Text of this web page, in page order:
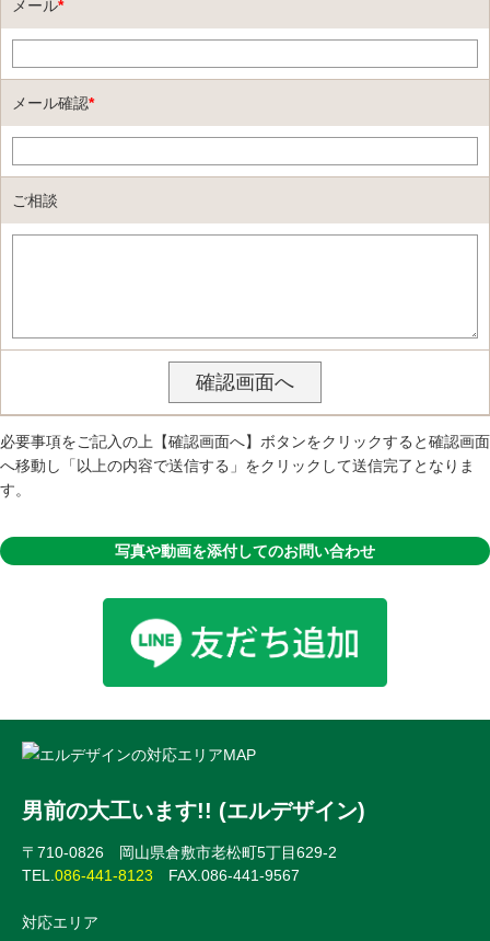
メール*
メール確認*
ご相談
必要事項をご記入の上【確認画面へ】ボタンをクリックすると確認画面
へ移動し「以上の内容で送信する」をクリックして送信完了となりま
す。
写真や動画を添付してのお問い合わせ
男前の大工います!! (エルデザイン)
〒710-0826 岡山県倉敷市老松町5丁目629-2
TEL. 086-441-8123 FAX.086-441-9567
対応エリア